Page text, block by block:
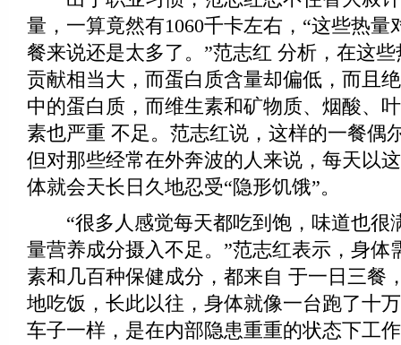
量，一算竟然有1060千卡左右，“这些热量
餐来说还是太多了。”范志红 分析，在这
贡献相当大，而蛋白质含量却偏低，而且
中的蛋白质，而维生素和矿物质、烟酸、
素也严重 不足。范志红说，这样的一餐偶
但对那些经常在外奔波的人来说，每天以
体就会天长日久地忍受“隐形饥饿”。
“很多人感觉每天都吃到饱，味道也很
量营养成分摄入不足。”范志红表示，身体
素和几百种保健成分，都来自 于一日三餐
地吃饭，长此以往，身体就像一台跑了十
车子一样，是在内部隐患重重的状态下工